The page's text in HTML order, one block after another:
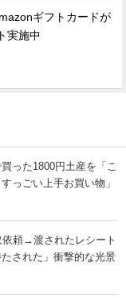
ギフトカードが
実施中
った1800円土産を「こ
っごい上手お買い物」
頼→渡されたレシート
された」衝撃的な光景